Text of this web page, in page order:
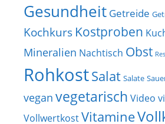
Gesundheit Getreide
Kochkurs Kostproben
Mineralien Nachtisch Obst
RohkostSalat Salate
vegan vegetarisch Video
VollwertkostVitamine